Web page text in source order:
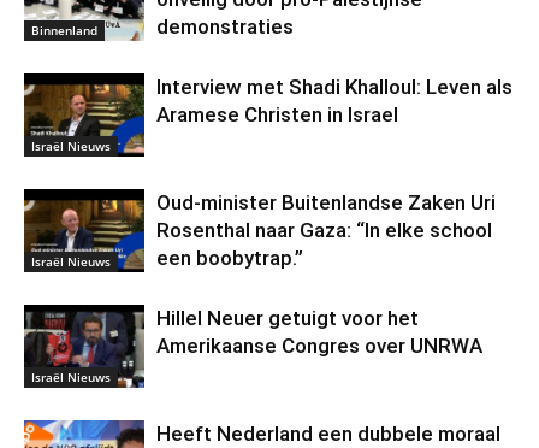
Binnenland
demonstraties
Israël Nieuws
Interview met Shadi Khalloul: Leven als
Aramese Christen in Israel
Israël Nieuws
Oud-minister Buitenlandse Zaken Uri
Rosenthal naar Gaza: “In elke school
een boobytrap.”
Israël Nieuws
Hillel Neuer getuigt voor het
Amerikaanse Congres over UNRWA
Heeft Nederland een dubbele moraal